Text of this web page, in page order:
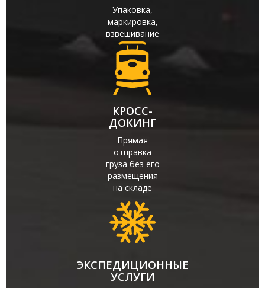
Упаковка,
маркировка,
взвешивание
КРОСС-
ДОКИНГ
Прямая
отправка
груза без его
размещения
на складе
ЭКСПЕДИЦИОННЫЕ
УСЛУГИ